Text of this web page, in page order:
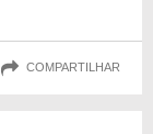
COMPARTILHAR